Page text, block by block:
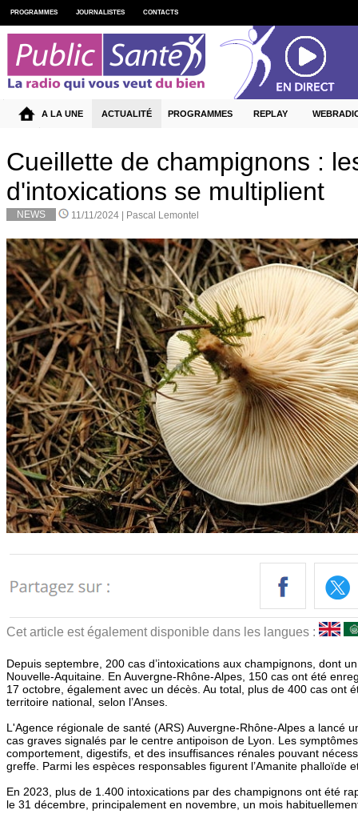
Cueillette de champignons :
d'intoxications se multiplient
NEWS 11/11/2024 | Pascal Lemontel
Cet article est également disponible dans les langues :
Depuis septembre, 200 cas d’intoxications aux champignons, dont
Nouvelle-Aquitaine. En Auvergne-Rhône-Alpes, 150 cas ont été
17 octobre, également avec un décès. Au total, plus de 400 cas ont
territoire national, selon l’Anses.
L'Agence régionale de santé (ARS) Auvergne-Rhône-Alpes a lancé
cas graves signalés par le centre antipoison de Lyon. Les
comportement, digestifs, et des insuffisances rénales pouvant
greffe. Parmi les espèces responsables figurent l’Amanite phalloïde
En 2023, plus de 1.400 intoxications par des champignons ont été
le 31 décembre, principalement en novembre, un mois
PROGRAMMES JOURNALISTES CONTACTS
A LA UNE ACTUALITÉ PROGRAMMES REPLAY